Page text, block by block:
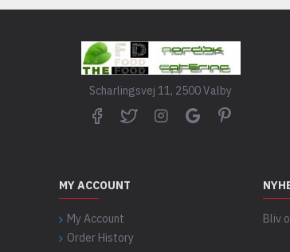
Scharlingsvej 11, 2500 Valby
MY ACCOUNT
My Account
Order History
Bliv